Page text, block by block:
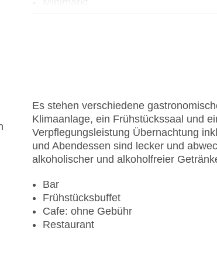
Landeskategorie: 4 Sterne
Es stehen verschiedene
Klimaanlage, ein Frühstückssaal und
Verpflegungsleistung Übernachtung
und Abendessen sind lecker und
alkoholischer und alkoholfreier
Bar
Frühstücksbuffet
Cafe: ohne Gebühr
Restaurant